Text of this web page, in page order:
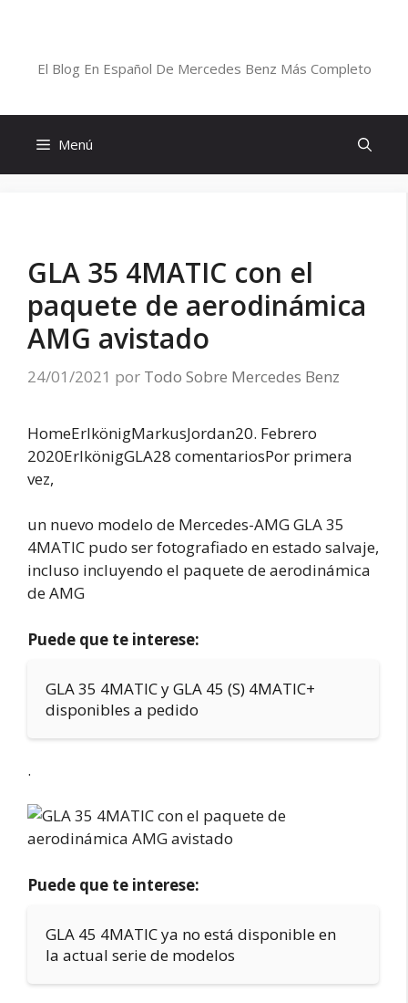
El Blog En Español De Mercedes Benz Más Completo
Menú
GLA 35 4MATIC con el
paquete de aerodinámica
AMG avistado
24/01/2021 por Todo Sobre Mercedes Benz
HomeErlkönigMarkusJordan20. Febrero
2020ErlkönigGLA28 comentariosPor primera
vez,
un nuevo modelo de Mercedes-AMG GLA 35
4MATIC pudo ser fotografiado en estado salvaje,
incluso incluyendo el paquete de aerodinámica
de AMG
Puede que te interese:
GLA 35 4MATIC y GLA 45 (S) 4MATIC+
disponibles a pedido
.
Puede que te interese:
GLA 45 4MATIC ya no está disponible en
la actual serie de modelos